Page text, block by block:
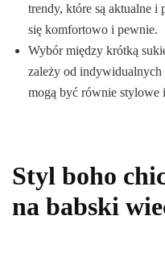
trendy, które są aktualne i
się komfortowo i pewnie.
Wybór między krótką
zależy od
mogą być równie stylowe
Styl boho
na babski